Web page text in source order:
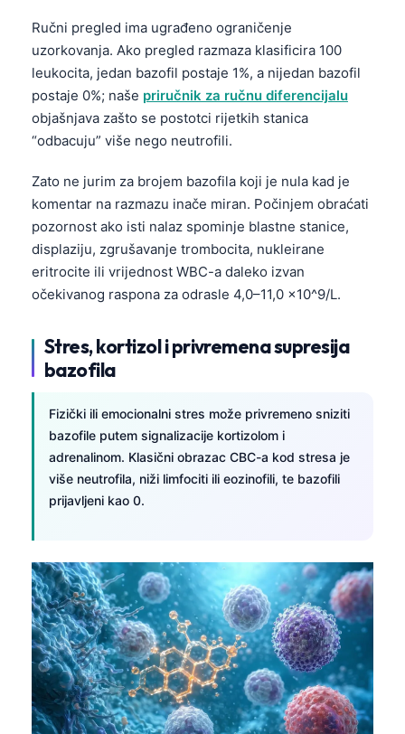
Ručni pregled ima ugrađeno ograničenje
uzorkovanja. Ako pregled razmaza klasificira 100
leukocita, jedan bazofil postaje 1%, a nijedan bazofil
postaje 0%; naše priručnik za ručnu diferencijalu
objašnjava zašto se postotci rijetkih stanica
“odbacuju” više nego neutrofili.
Zato ne jurim za brojem bazofila koji je nula kad je
komentar na razmazu inače miran. Počinjem obraćati
pozornost ako isti nalaz spominje blastne stanice,
displaziju, zgrušavanje trombocita, nukleirane
eritrocite ili vrijednost WBC-a daleko izvan
očekivanog raspona za odrasle 4,0–11,0 x10^9/L.
Stres, kortizol i privremena supresija
bazofila
Fizički ili emocionalni stres može privremeno sniziti
bazofile putem signalizacije kortizolom i
adrenalinom. Klasični obrazac CBC-a kod stresa je
više neutrofila, niži limfociti ili eozinofili, te bazofili
prijavljeni kao 0.